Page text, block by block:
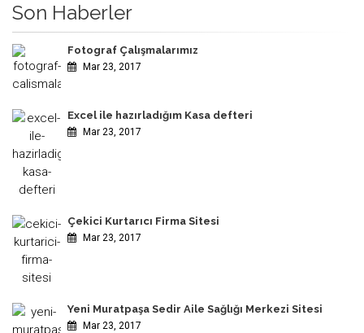
Son Haberler
Fotograf Çalışmalarımız
Mar 23, 2017
Excel ile hazırladığım Kasa defteri
Mar 23, 2017
Çekici Kurtarıcı Firma Sitesi
Mar 23, 2017
Yeni Muratpaşa Sedir Aile Sağlığı Merkezi Sitesi
Mar 23, 2017